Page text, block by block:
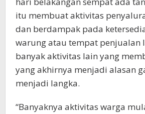
itu membuat aktivitas
dan berdampak pada
warung atau tempat penjualan
banyak aktivitas lain yang
yang akhirnya menjadi alasan
menjadi langka.
“Banyaknya aktivitas warga